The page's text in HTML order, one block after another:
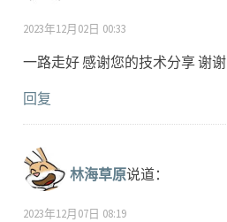
2023年12月02日 00:33
一路走好 感谢您的技术分享 谢谢
回复
林海草原说道：
2023年12月07日 08:19